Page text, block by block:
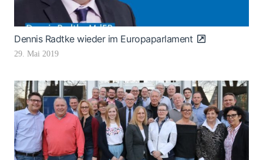
Dennis Radtke wieder im Europaparlament
29. Mai 2019